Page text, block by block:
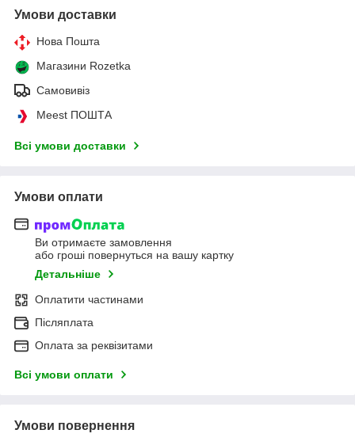
Умови доставки
Нова Пошта
Магазини Rozetka
Самовивіз
Meest ПОШТА
Всі умови доставки
Умови оплати
Ви отримаєте замовлення
або гроші повернуться на вашу картку
Детальніше
Оплатити частинами
Післяплата
Оплата за реквізитами
Всі умови оплати
Умови повернення